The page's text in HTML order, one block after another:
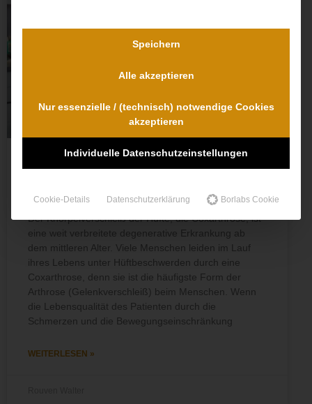
Außergerichtlicher Vergleich Dank
Der Knorpelverschleiß der Hüfte, die Coxarthrose, ist
eine weit verbreitete degenerative Erkrankung ab
dem mittleren Alter. Viele Menschen leiden im Lauf
ihres Lebens unter Hüftbeschwerden durch eine
Coxarthrose, denn sie ist die häufigste Form der
Arthrose (Gelenkverschleiß) beim Menschen. Wenn
die Lebensqualität des Patienten durch die
Schmerzen und die Bewegungseinschränkung
WEITERLESEN »
Speichern
Alle akzeptieren
Nur essenzielle / (technisch) notwendige Cookies
akzeptieren
Individuelle Datenschutzeinstellungen
Cookie-Details Datenschutzerklärung Borlabs Cookie